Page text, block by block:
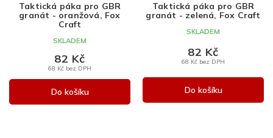
Taktická páka pro GBR
granát - oranžová, Fox
Craft
SKLADEM
68 Kč bez DPH
82 Kč
Do košíku
Taktická páka pro GBR
granát - zelená, Fox Craft
SKLADEM
68 Kč bez DPH
82 Kč
Do košíku